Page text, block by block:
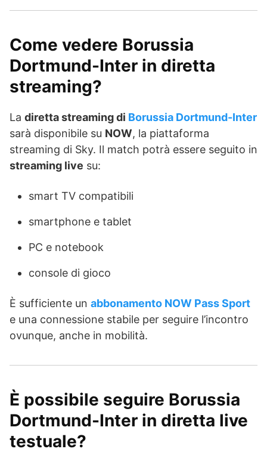
Come vedere Borussia
Dortmund-Inter in diretta
streaming?
La diretta streaming di Borussia Dortmund-Inter
sarà disponibile su NOW, la piattaforma
streaming di Sky. Il match potrà essere seguito in
streaming live su:
smart TV compatibili
smartphone e tablet
PC e notebook
console di gioco
È sufficiente un abbonamento NOW Pass Sport
e una connessione stabile per seguire l’incontro
ovunque, anche in mobilità.
È possibile seguire Borussia
Dortmund-Inter in diretta live
testuale?